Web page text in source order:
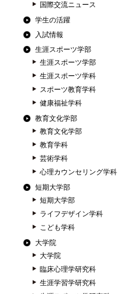
国際交流ニュース
学生の活躍
入試情報
生涯スポーツ学部
生涯スポーツ学部
生涯スポーツ学科
スポーツ教育学科
健康福祉学科
教育文化学部
教育文化学部
教育学科
芸術学科
心理カウンセリング学科
短期大学部
短期大学部
ライフデザイン学科
こども学科
大学院
大学院
臨床心理学研究科
生涯学習学研究科